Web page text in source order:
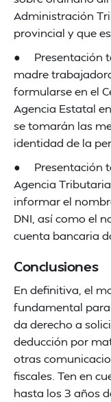
Administración
provincial y que
● Presentación
madre
formularse en el
Agencia Estatal
se tomarán las
identidad de la
● Presentación
Agencia
informar el
DNI, así como el
cuenta bancaria
Conclusiones
En definitiva, el
fundamental
da derecho a
deducción por
otras
fiscales. Ten en
hasta los 3 años